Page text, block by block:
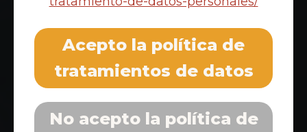
Acepto la política de
tratamientos de datos
No acepto la política de